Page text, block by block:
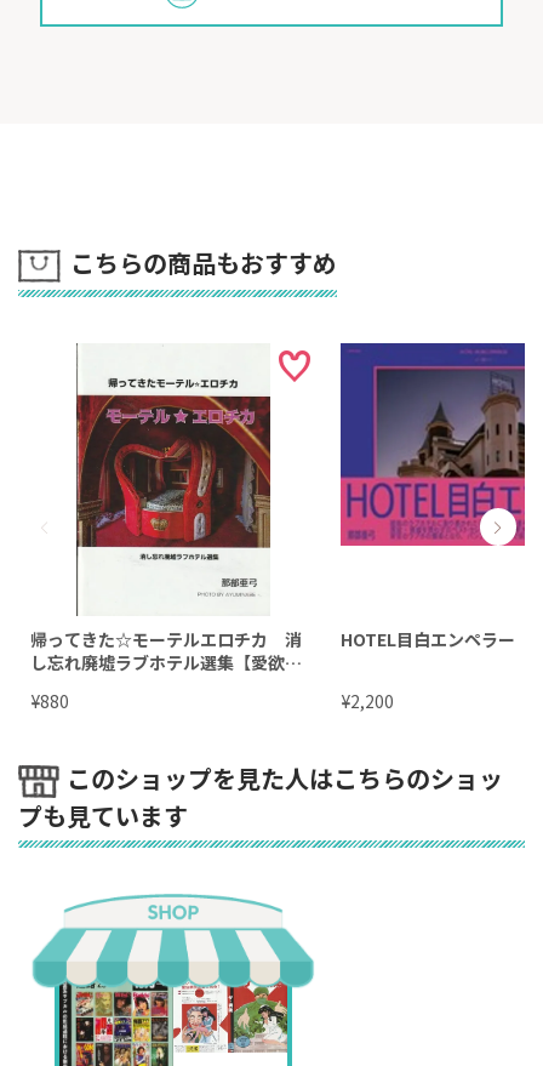
こちらの商品もおすすめ
帰ってきた☆モーテルエロチカ 消
し忘れ廃墟ラブホテル選集【愛欲空
¥880
HOTEL目白エンペラー
¥2,200
このショップを見た人はこちらのショッ
プも見ています